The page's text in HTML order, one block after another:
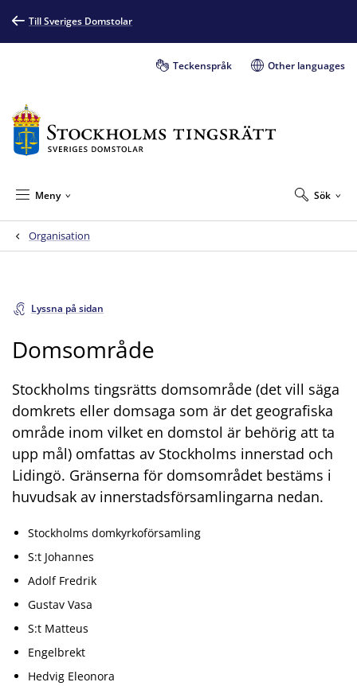
Till Sveriges Domstolar
Teckenspråk Other languages
Sök
Meny
Organisation
Lyssna på sidan
Domsområde
Stockholms tingsrätts domsområde (det vill säga
domkrets eller domsaga som är det geografiska
område inom vilket en domstol är behörig att ta
upp mål) omfattas av Stockholms innerstad och
Lidingö. Gränserna för domsområdet bestäms i
huvudsak av innerstadsförsamlingarna nedan.
Stockholms domkyrkoförsamling
S:t Johannes
Adolf Fredrik
Gustav Vasa
S:t Matteus
Engelbrekt
Hedvig Eleonora